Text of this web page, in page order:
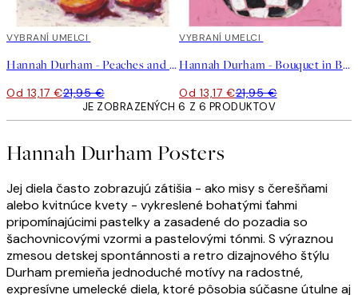
40%*
VYBRANÍ UMELCI
Hannah Durham - Peaches and Cream Plagát
Od 13,17 €21,95 €
40%*
VYBRANÍ UMELCI
Hannah Durham - Bouquet in Bloom Plagát
Od 13,17 €21,95 €
JE ZOBRAZENÝCH 6 Z 6 PRODUKTOV
Hannah Durham Posters
Jej diela často zobrazujú zátišia - ako misy s čerešňami
alebo kvitnúce kvety - vykreslené bohatými ťahmi
pripomínajúcimi pastelky a zasadené do pozadia so
šachovnicovými vzormi a pastelovými tónmi. S výraznou
zmesou detskej spontánnosti a retro dizajnového štýlu
Durham premieňa jednoduché motívy na radostné,
expresívne umelecké diela, ktoré pôsobia súčasne útulne aj